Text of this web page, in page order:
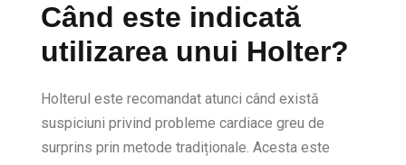
Când este indicată
utilizarea unui Holter?
Holterul este recomandat atunci când există
suspiciuni privind probleme cardiace greu de
surprins prin metode tradiționale. Acesta este